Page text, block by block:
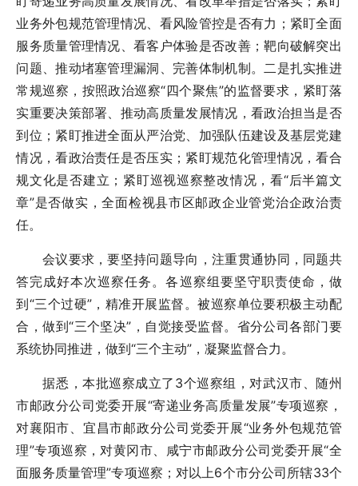
业务外包规范管理情况、看风险管控是否有力；紧盯全面
服务质量管理情况、看客户体验是否改善；靶向破解突出
问题、推动堵塞管理漏洞、完善体制机制。二是扎实推进
常规巡察，按照政治巡察“四个聚焦”的监督要求，紧盯落
实重要决策部署、推动高质量发展情况，看政治担当是否
到位；紧盯推进全面从严治党、加强队伍建设及基层党建
情况，看政治责任是否压实；紧盯规范化管理情况，看合
规文化是否建立；紧盯巡视巡察整改情况，看“后半篇文
章”是否做实，全面检视县市区邮政企业管党治企政治责
任。
会议要求，要坚持问题导向，注重贯通协同，同题共
答完成好本次巡察任务。各巡察组要坚守职责使命，做
到“三个过硬”，精准开展监督。被巡察单位要积极主动配
合，做到“三个坚决”，自觉接受监督。省分公司各部门要
系统协同推进，做到“三个主动”，凝聚监督合力。
据悉，本批巡察成立了3个巡察组，对武汉市、随州
市邮政分公司党委开展“寄递业务高质量发展”专项巡察，
对襄阳市、宜昌市邮政分公司党委开展“业务外包规范管
理”专项巡察，对黄冈市、咸宁市邮政分公司党委开展“全
面服务质量管理”专项巡察；对以上6个市分公司所辖33个